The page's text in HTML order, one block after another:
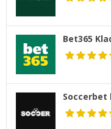
Bet365
Soccerbet